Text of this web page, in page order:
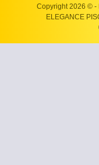
Copyright 2026 © -
ELEGANCE